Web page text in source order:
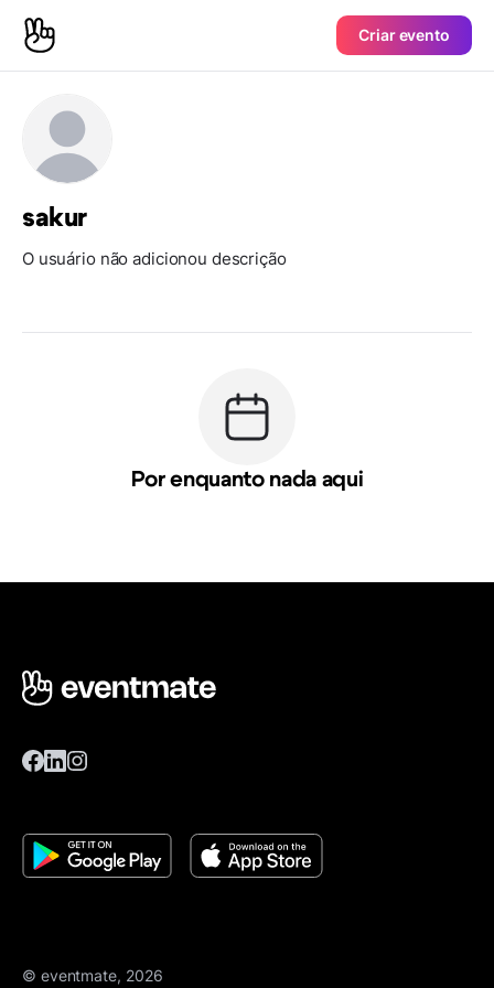
Criar evento
sakur
O usuário não adicionou descrição
Por enquanto nada aqui
© eventmate, 2026